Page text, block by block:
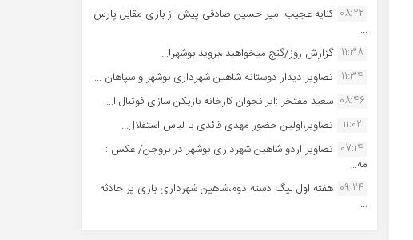
08:22 کنایه عجیب امیر حسین صادقی پیش از بازی مقابل پارس
...
11:38 گزارش روز/گنج میخواهید ،بروید بوشهر!...
11:34 تصاویر دیدار دوستانه شاهین شهردارى بوشهر و سپاهان ...
08:46 سعید مفتخر :ایرانجوان کارخانه بازیکن سازی فوتبال ا...
11:02
تصاویر،اولین حضور مهدی قائدی با لباس استقلال...
07:14 تصاویر اردو شاهین شهرداری بوشهر در بروجن/ عکس :
مه...
09:24 هفته اول لیگ دسته دوم،شاهین شهرداری بازی پر حادثه
...